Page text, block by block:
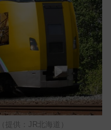
供：JR北海道）